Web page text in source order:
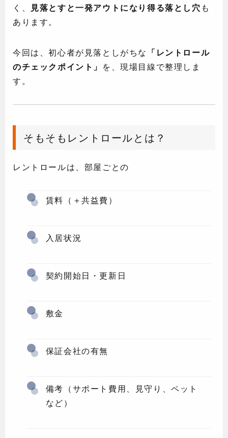
く、
見落とすと一発アウトになり得る落とし穴 も
あります。
今回は、初心者が見落としがちな 「レントロール
のチェックポイント」 を、現場目線で整理しま
す。
そもそもレントロールとは？
レントロールは、部屋ごとの
賃料（＋共益費）
入居状況
契約開始日・更新日
敷金
保証会社の有無
備考（サポート費用、見守り、ペット
など）